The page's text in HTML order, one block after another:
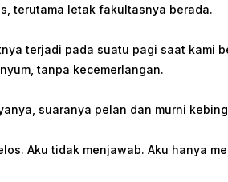
terutama letak fakultasnya berada.
terjadi pada suatu pagi saat kami
tanpa kecemerlangan.
suaranya pelan dan murni
Aku tidak menjawab. Aku hanya